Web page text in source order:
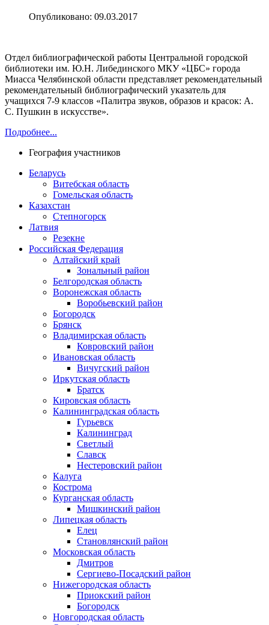
Опубликовано: 09.03.2017
Отдел библиографической работы Центральной городской
библиотеки им. Ю.Н. Либединского МКУ «ЦБС» города
Миасса Челябинской области представляет рекомендательный
рекомендательный библиографический указатель для
учащихся 7-9 классов «Палитра звуков, образов и красок: А.
С. Пушкин в искусстве».
Подробнее...
География участников
Беларусь
Витебская область
Гомельская область
Казахстан
Степногорск
Латвия
Резекне
Российская Федерация
Алтайский край
Зональный район
Белгородская область
Воронежская область
Воробьевский район
Богородск
Брянск
Владимирская область
Ковровский район
Ивановская область
Вичугский район
Иркутская область
Братск
Кировская область
Калининградская область
Гурьевск
Калининград
Светлый
Славск
Нестеровский район
Калуга
Кострома
Курганская область
Мишкинский район
Липецкая область
Елец
Становлянский район
Московская область
Дмитров
Сергиево-Посадский район
Нижегородская область
Приокский район
Богородск
Новгородская область